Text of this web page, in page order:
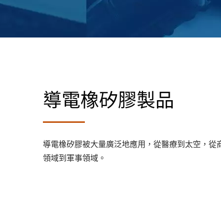
導電橡矽膠製品
導電橡矽膠被大量廣泛地應用，從醫療到太空，從
領域到軍事領域。